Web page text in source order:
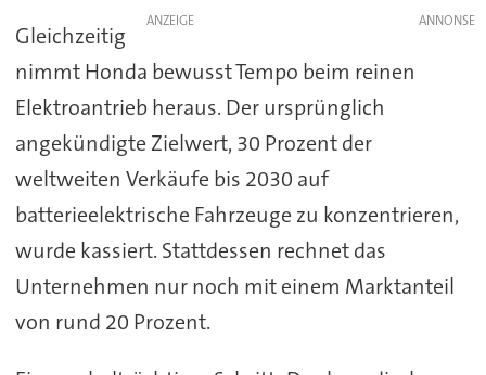
ANZEIGE
Gleichzeitig
nimmt Honda bewusst Tempo beim reinen
Elektroantrieb heraus. Der ursprünglich
angekündigte Zielwert, 30 Prozent der
weltweiten Verkäufe bis 2030 auf
batterieelektrische Fahrzeuge zu konzentrieren,
wurde kassiert. Stattdessen rechnet das
Unternehmen nur noch mit einem Marktanteil
von rund 20 Prozent.